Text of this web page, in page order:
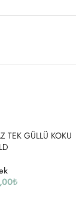
TEK GÜLLÜ KOKU
₺